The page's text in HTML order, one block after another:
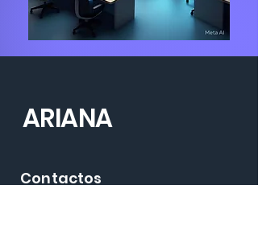
ARIANA
Contactos